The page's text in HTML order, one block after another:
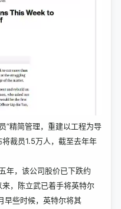
“精简管理，重建以工程为导
裁员1.5万人，截至去年年
年，该公司股价已下跌约
，陈立武已着手将英特尔
早些时候，英特尔将其